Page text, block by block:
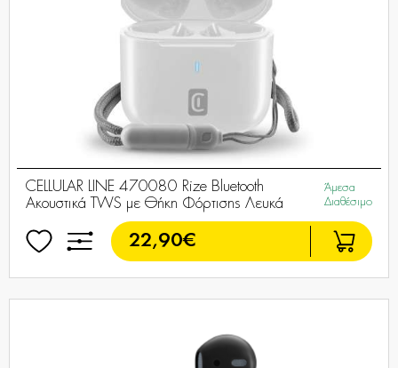
CELLULAR LINE 470080 Rize Bluetooth
Ακουστικά TWS με Θήκη Φόρτισης Λευκά
Άμεσα
Διαθέσιμο
22,90€